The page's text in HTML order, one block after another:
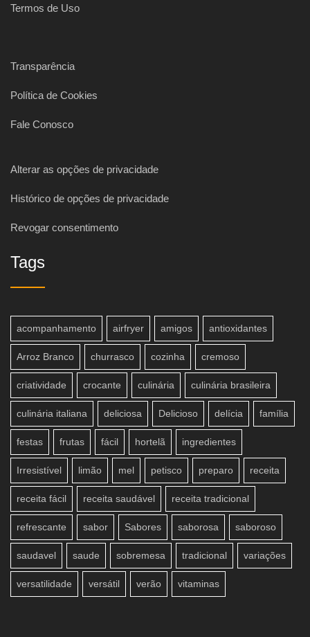
Termos de Uso
Transparência
Política de Cookies
Fale Conosco
Alterar as opções de privacidade
Histórico de opções de privacidade
Revogar consentimento
Tags
acompanhamento airfryer amigos antioxidantes
Arroz Branco churrasco cozinha cremoso
criatividade crocante culinária culinária brasileira
culinária italiana deliciosa Delicioso delícia família
festas frutas fácil hortelã ingredientes
Irresistível limão mel petisco preparo receita
receita fácil receita saudável receita tradicional
refrescante sabor Sabores saborosa saboroso
saudavel saude sobremesa tradicional variações
versatilidade versátil verão vitaminas